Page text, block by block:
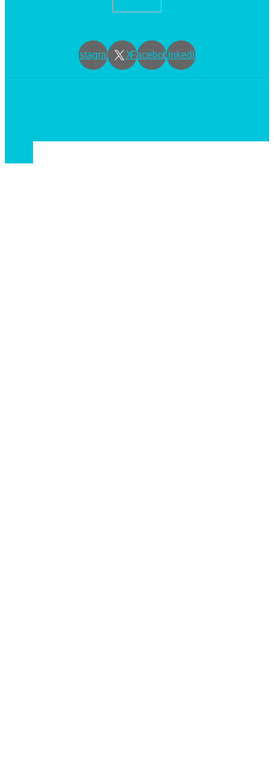
Instagram XFacebookLinkedIn